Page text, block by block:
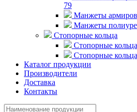
79
Манжеты
Манжеты
Стопорные кольца
Стопорные
Стопорные
Каталог продукции
Производители
Доставка
Контакты